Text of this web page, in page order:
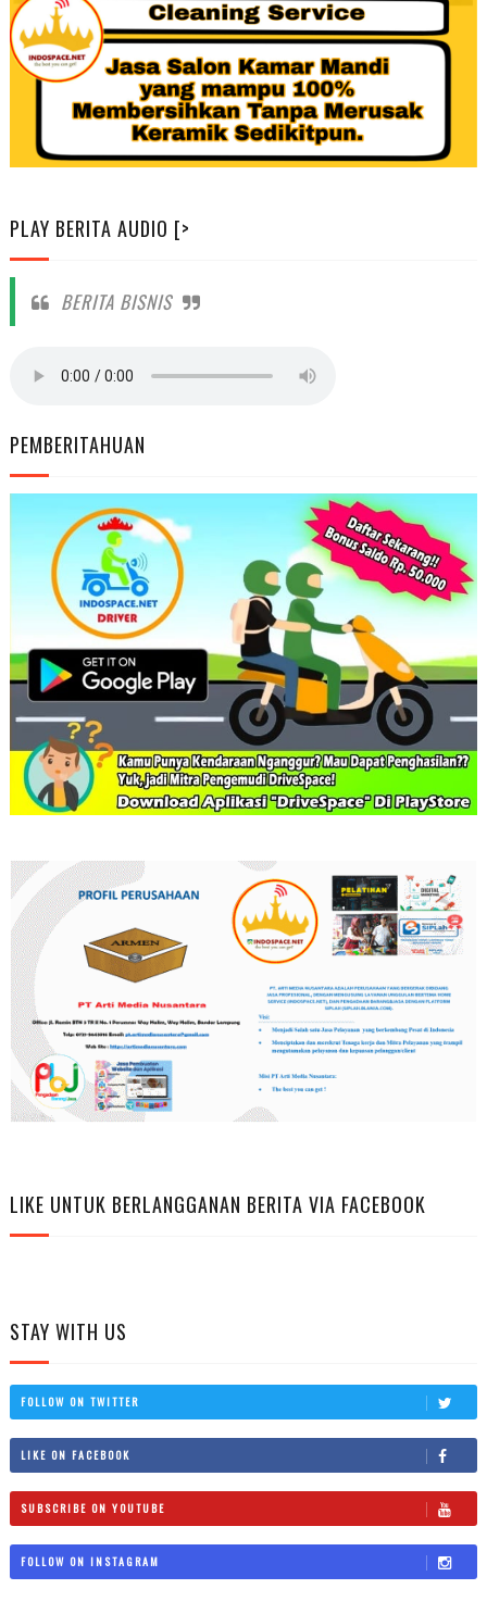
PLAY BERITA AUDIO [>
BERITA BISNIS
PEMBERITAHUAN
LIKE UNTUK BERLANGGANAN BERITA VIA FACEBOOK
STAY WITH US
FOLLOW ON TWITTER
LIKE ON FACEBOOK
SUBSCRIBE ON YOUTUBE
FOLLOW ON INSTAGRAM